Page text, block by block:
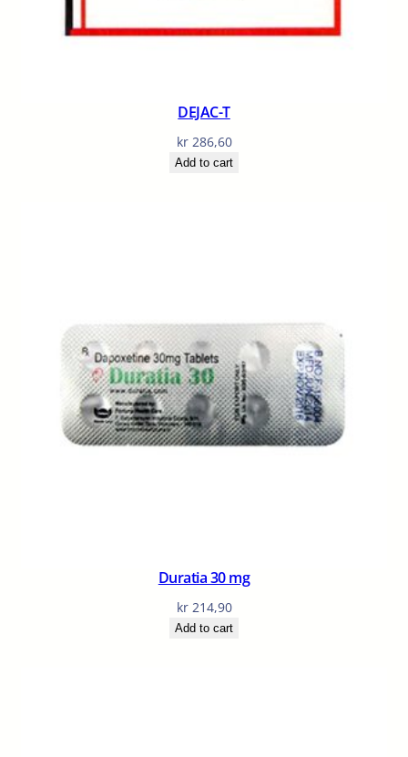
DEJAC-T
kr286,60
Add to cart
Duratia 30 mg
kr214,90
Add to cart